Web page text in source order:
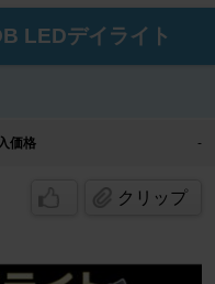
LEDデイライト
価格 -
クリップ